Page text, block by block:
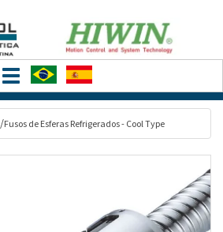
Toggle
navigation
/Fusos de Esferas Refrigerados - Cool Type